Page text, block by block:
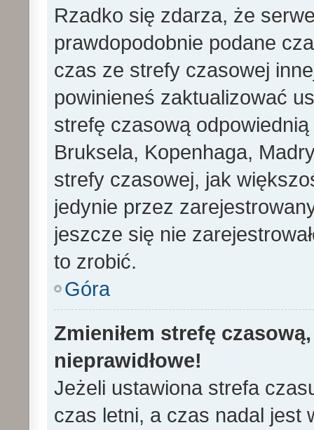
Rzadko się zdarza, że
prawdopodobnie podane
czas ze strefy czasowej
powinieneś zaktualizować
strefę czasową
Bruksela, Kopenhaga,
strefy czasowej, jak
jedynie przez
jeszcze się nie
to zrobić.
Góra
Zmieniłem strefę
nieprawidłowe!
Jeżeli ustawiona strefa
czas letni, a czas nadal jest